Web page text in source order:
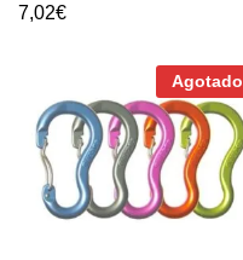
7,02€
Agotado